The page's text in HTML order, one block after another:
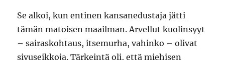
Se alkoi, kun entinen kansanedustaja jätti
tämän matoisen maailman. Arvellut kuolinsyyt
– sairaskohtaus, itsemurha, vahinko – olivat
sivuseikkoja. Tärkeintä oli, että miehisen